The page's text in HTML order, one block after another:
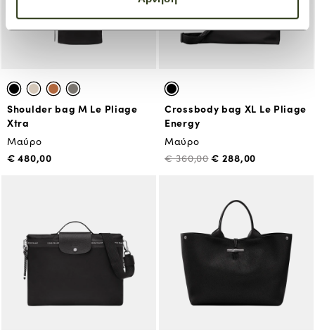
Shoulder bag M Le Pliage
Xtra
Μαύρο
€ 480,00
Crossbody bag XL Le Pliage
Energy
Μαύρο
€ 360,00€ 288,00